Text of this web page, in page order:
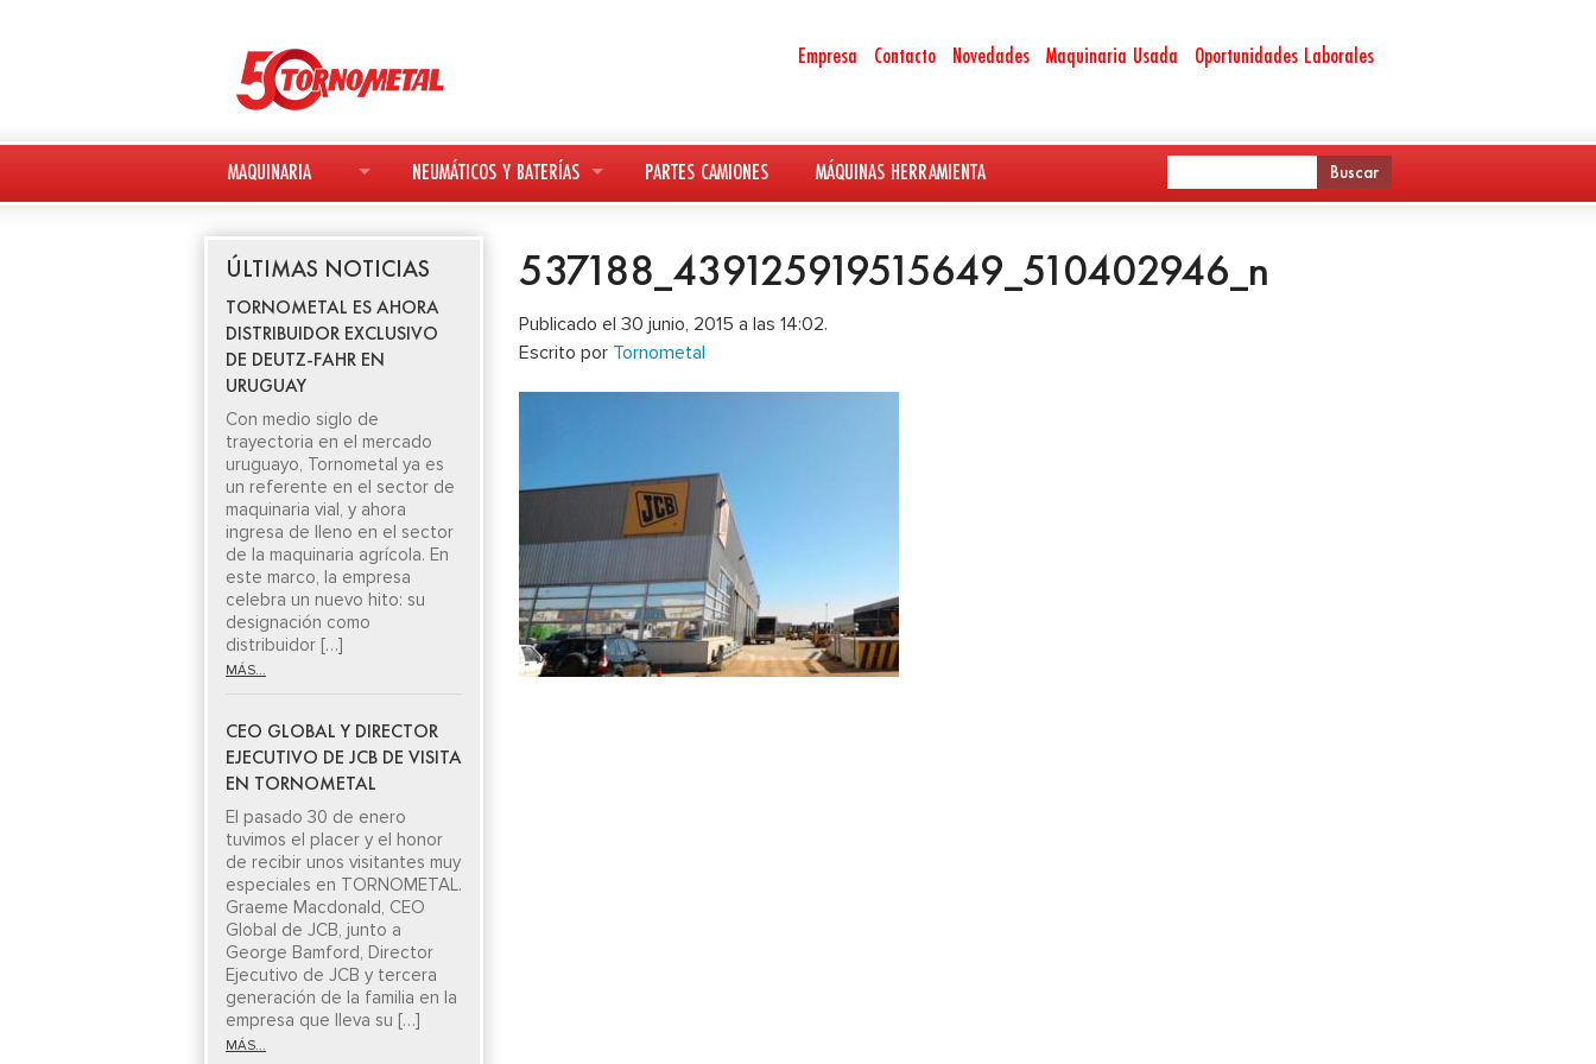
Empresa Contacto Novedades Maquinaria Usada Oportunidades Laborales
MAQUINARIA
MAQUINARIA NUEVA
MAQUINARIA USADA
DEUTZ-FAHR
AVANT
KESLA
NEUMÁTICOS Y BATERÍAS
NEUMÁTICOS
BATERÍAS
PARTES CAMIONES MÁQUINAS HERRAMIENTA
537188_439125919515649_510402946_n
Publicado el 30 junio, 2015 a las 14:02.
Escrito por Tornometal
ÚLTIMAS NOTICIAS
TORNOMETAL ES AHORA
DISTRIBUIDOR EXCLUSIVO
DE DEUTZ-FAHR EN
URUGUAY
Con medio siglo de
trayectoria en el mercado
uruguayo, Tornometal ya es
un referente en el sector de
maquinaria vial, y ahora
ingresa de lleno en el sector
de la maquinaria agrícola. En
este marco, la empresa
celebra un nuevo hito: su
designación como
distribuidor […]
MÁS...
CEO GLOBAL Y DIRECTOR
EJECUTIVO DE JCB DE VISITA
EN TORNOMETAL
El pasado 30 de enero
tuvimos el placer y el honor
de recibir unos visitantes muy
especiales en TORNOMETAL.
Graeme Macdonald, CEO
Global de JCB, junto a
George Bamford, Director
Ejecutivo de JCB y tercera
generación de la familia en la
empresa que lleva su […]
MÁS...